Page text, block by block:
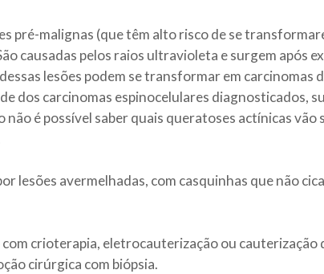
pré-malignas (que têm alto risco de se
causadas pelos raios ultravioleta e surgem após
lesões podem se transformar em carcinomas
dos carcinomas espinocelulares diagnosticados,
é possível saber quais queratoses actínicas
lesões avermelhadas, com casquinhas que não
crioterapia, eletrocauterização ou cauterização
cirúrgica com biópsia.